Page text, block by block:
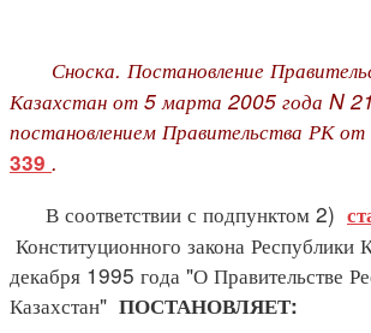
Сноска. Постановление
Казахстан от 5 марта 2005 года N
постановлением Правительства РК
339 .
В соответствии с подпунктом 2)
Конституционного закона Республики
декабря 1995 года "О Правительстве
Казахстан" ПОСТАНОВЛЯЕТ: